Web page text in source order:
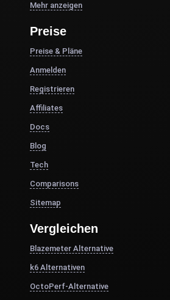
Mehr anzeigen
Preise
Preise & Pläne
Anmelden
Registrieren
Affiliates
Docs
Blog
Tech
Comparisons
Sitemap
Vergleichen
Blazemeter Alternative
k6 Alternativen
OctoPerf-Alternative